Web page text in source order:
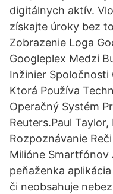
digitálnych aktív.
získajte úroky bez
Zobrazenie Loga
Googleplex Medzi
Inžinier Spoločnosti
Ktorá Používa
Operačný Systém
Reuters.Paul
Rozpoznávanie
Milióne Smartfónov
peňaženka
či neobsahuje